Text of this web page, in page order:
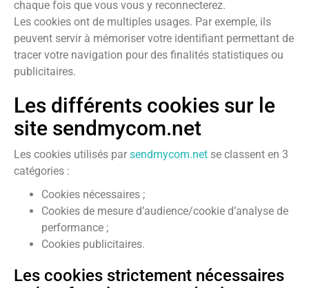
chaque fois que vous vous y reconnecterez.
Les cookies ont de multiples usages. Par exemple, ils
peuvent servir à mémoriser votre identifiant permettant de
tracer votre navigation pour des finalités statistiques ou
publicitaires.
Les différents cookies sur le
site sendmycom.net
Les cookies utilisés par sendmycom.net se classent en 3
catégories :
Cookies nécessaires ;
Cookies de mesure d’audience/cookie d’analyse de
performance ;
Cookies publicitaires.
Les cookies strictement nécessaires